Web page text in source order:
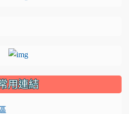
link to https://
用連結